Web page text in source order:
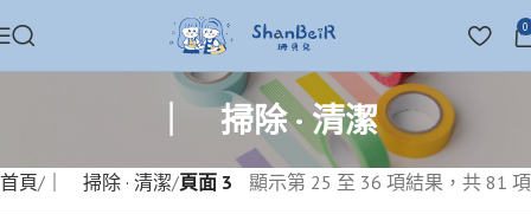
0
｜ 掃除 · 清潔
首頁 ｜ 掃除 · 清潔 頁面 3 顯示第 25 至 36 項結果，共 81 項